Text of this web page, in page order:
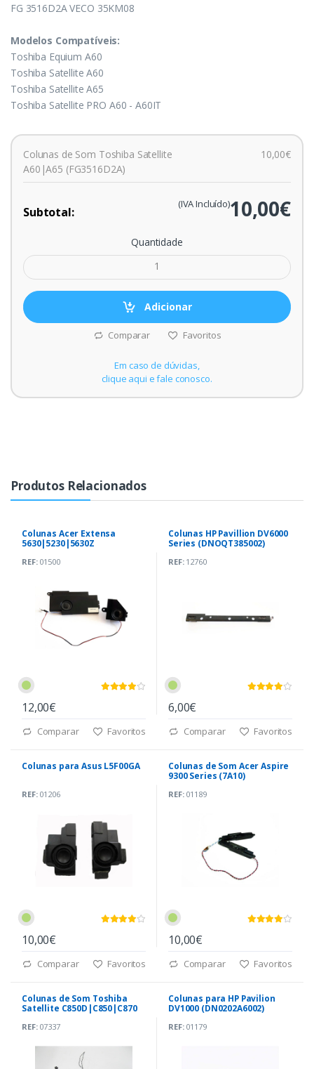
FG 3516D2A VECO 35KM08
Modelos Compatíveis:
Toshiba Equium A60
Toshiba Satellite A60
Toshiba Satellite A65
Toshiba Satellite PRO A60 - A60IT
Colunas de Som Toshiba Satellite
A60|A65 (FG3516D2A)
10,00€
Subtotal: 10,00€
(IVA Incluído)
Quantidade
Adicionar
Comparar Favoritos
Em caso de dúvidas,
clique aqui e fale conosco.
Produtos Relacionados
Colunas Acer Extensa
5630|5230|5630Z
REF:01500
12,00€
Comparar Favoritos
Colunas HP Pavillion DV6000
Series (DNOQT385002)
REF:12760
6,00€
Comparar Favoritos
Colunas para Asus L5F00GA
REF:01206
10,00€
Comparar Favoritos
Colunas de Som Acer Aspire
9300 Series (7A10)
REF:01189
10,00€
Comparar Favoritos
Colunas de Som Toshiba
Satellite C850D|C850|C870
REF:07337
Colunas para HP Pavilion
DV1000 (DN0202A6002)
REF:01179